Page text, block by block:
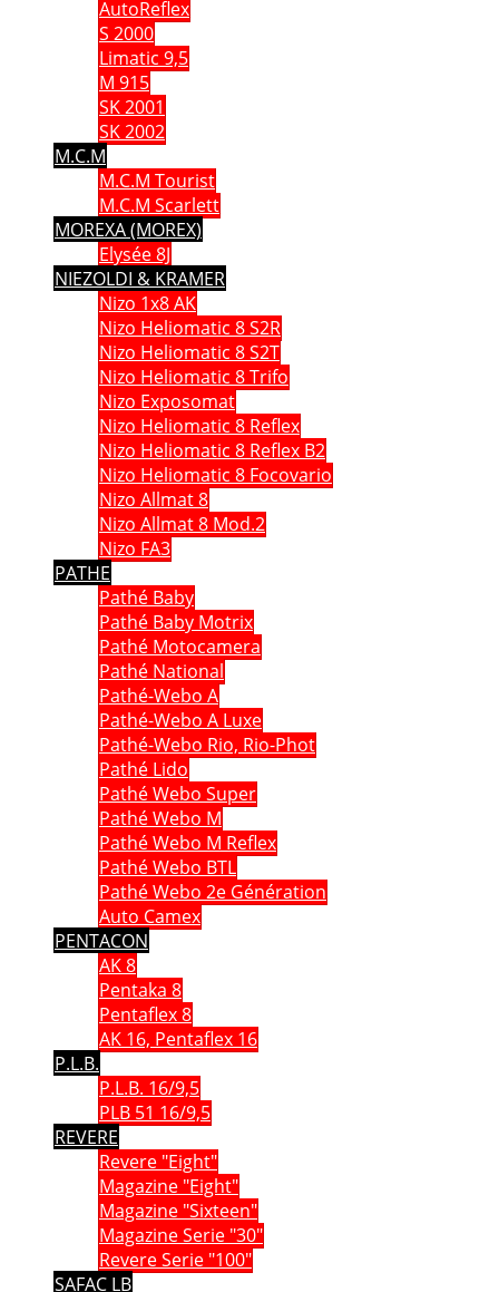
AutoReflex
S 2000
Limatic 9,5
M 915
SK 2001
SK 2002
M.C.M
M.C.M Tourist
M.C.M Scarlett
MOREXA (MOREX)
Elysée 8J
NIEZOLDI & KRAMER
Nizo 1x8 AK
Nizo Heliomatic 8 S2R
Nizo Heliomatic 8 S2T
Nizo Heliomatic 8 Trifo
Nizo Exposomat
Nizo Heliomatic 8 Reflex
Nizo Heliomatic 8 Reflex B2
Nizo Heliomatic 8 Focovario
Nizo Allmat 8
Nizo Allmat 8 Mod.2
Nizo FA3
PATHE
Pathé Baby
Pathé Baby Motrix
Pathé Motocamera
Pathé National
Pathé-Webo A
Pathé-Webo A Luxe
Pathé-Webo Rio, Rio-Phot
Pathé Lido
Pathé Webo Super
Pathé Webo M
Pathé Webo M Reflex
Pathé Webo BTL
Pathé Webo 2e Génération
Auto Camex
PENTACON
AK 8
Pentaka 8
Pentaflex 8
AK 16, Pentaflex 16
P.L.B.
P.L.B. 16/9,5
PLB 51 16/9,5
REVERE
Revere "Eight"
Magazine "Eight"
Magazine "Sixteen"
Magazine Serie "30"
Revere Serie "100"
SAFAC LB